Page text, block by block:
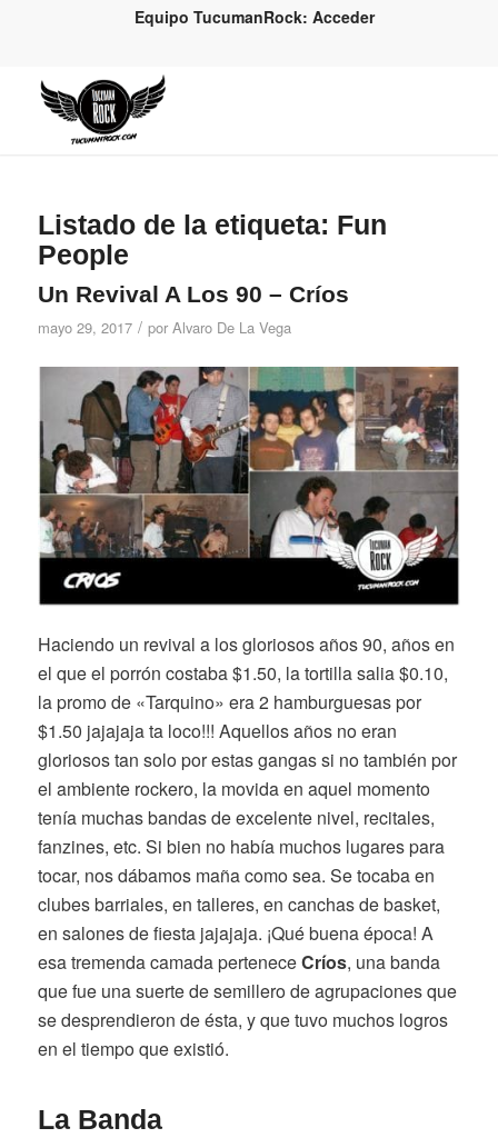
Equipo TucumanRock: Acceder
Listado de la etiqueta: Fun
People
Un Revival A Los 90 – Críos
mayo 29, 2017 / por Alvaro De La Vega
Haciendo un revival a los gloriosos años 90, años en
el que el porrón costaba $1.50, la tortilla salia $0.10,
la promo de «Tarquino» era 2 hamburguesas por
$1.50 jajajaja ta loco!!! Aquellos años no eran
gloriosos tan solo por estas gangas si no también por
el ambiente rockero, la movida en aquel momento
tenía muchas bandas de excelente nivel, recitales,
fanzines, etc. Si bien no había muchos lugares para
tocar, nos dábamos maña como sea. Se tocaba en
clubes barriales, en talleres, en canchas de basket,
en salones de fiesta jajajaja. ¡Qué buena época! A
esa tremenda camada perteneceCríos, una banda
que fue una suerte de semillero de agrupaciones que
se desprendieron de ésta, y que tuvo muchos logros
en el tiempo que existió.
La Banda